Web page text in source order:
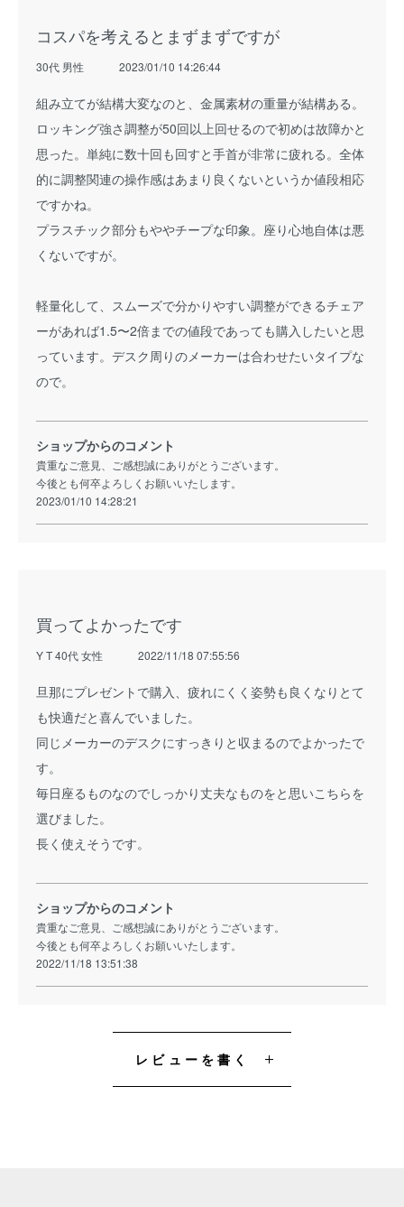
コスパを考えるとまずまずですが
30代 男性 2023/01/10 14:26:44
組み立てが結構大変なのと、金属素材の重量が結構ある。
ロッキング強さ調整が50回以上回せるので初めは故障かと
思った。単純に数十回も回すと手首が非常に疲れる。全体
的に調整関連の操作感はあまり良くないというか値段相応
ですかね。
プラスチック部分もややチープな印象。座り心地自体は悪
くないですが。
軽量化して、スムーズで分かりやすい調整ができるチェア
ーがあれば1.5〜2倍までの値段であっても購入したいと思
っています。デスク周りのメーカーは合わせたいタイプな
ので。
ショップからのコメント
貴重なご意見、ご感想誠にありがとうございます。
今後とも何卒よろしくお願いいたします。
2023/01/10 14:28:21
買ってよかったです
Y T 40代 女性 2022/11/18 07:55:56
旦那にプレゼントで購入、疲れにくく姿勢も良くなりとて
も快適だと喜んでいました。
同じメーカーのデスクにすっきりと収まるのでよかったで
す。
毎日座るものなのでしっかり丈夫なものをと思いこちらを
選びました。
長く使えそうです。
ショップからのコメント
貴重なご意見、ご感想誠にありがとうございます。
今後とも何卒よろしくお願いいたします。
2022/11/18 13:51:38
レビューを書く